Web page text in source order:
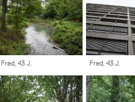
Fred, 43 J. Fred, 43 J.